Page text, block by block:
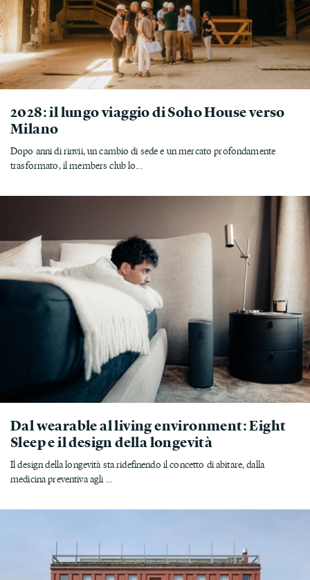
2028: il lungo viaggio di Soho House verso
Milano
Dopo anni di rinvii, un cambio di sede e un mercato profondamente
trasformato, il members club lo...
Dal wearable al living environment: Eight
Sleep e il design della longevità
Il design della longevità sta ridefinendo il concetto di abitare, dalla
medicina preventiva agli ...